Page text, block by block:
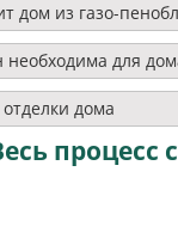
дом из газо-
для
дома
процесс